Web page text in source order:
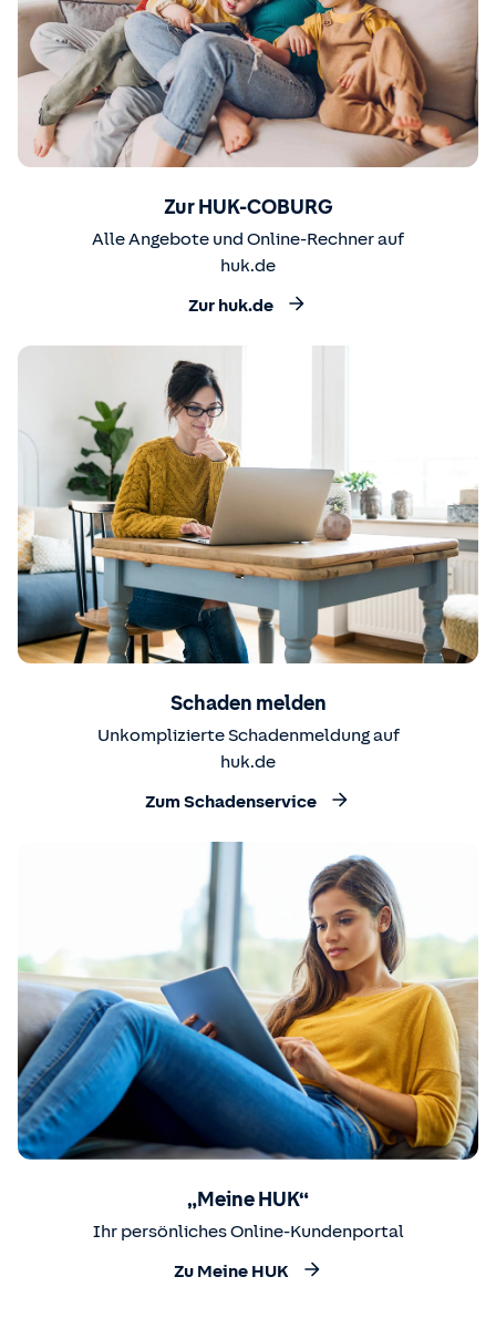
Zur HUK-COBURG
Alle Angebote und Online-Rechner auf
huk.de
Zur huk.de
Schaden melden
Unkomplizierte Schadenmeldung auf
huk.de
Zum Schadenservice
„Meine HUK“
Ihr persönliches Online-Kundenportal
Zu Meine HUK